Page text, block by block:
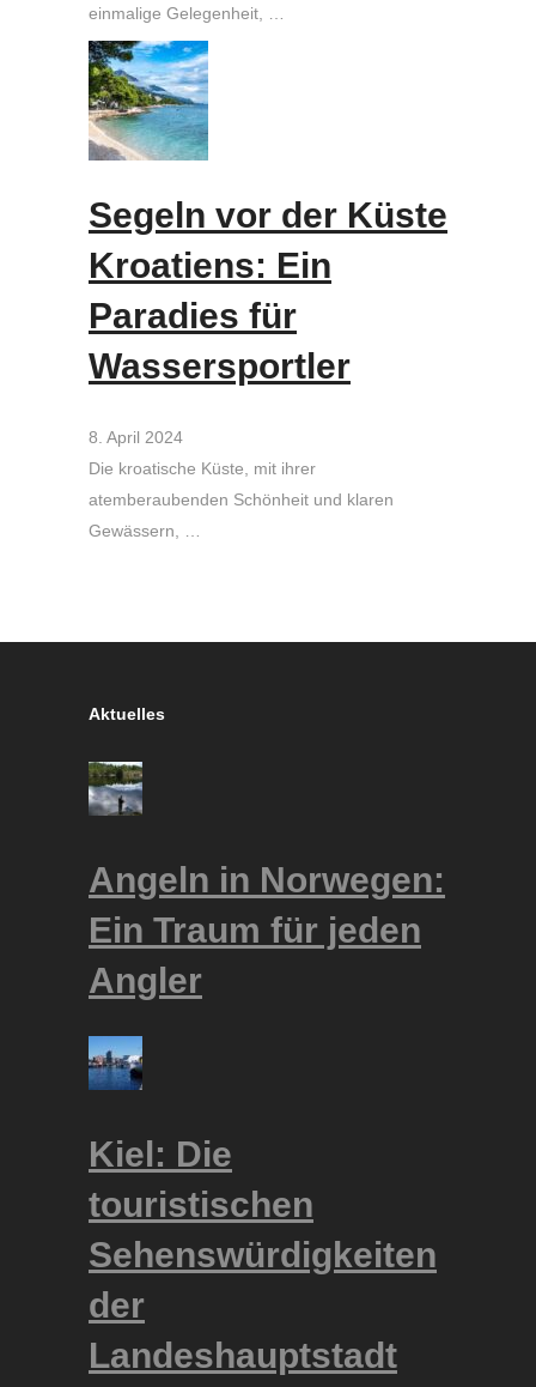
einmalige Gelegenheit, …
Segeln vor der Küste
Kroatiens: Ein
Paradies für
Wassersportler
8. April 2024
Die kroatische Küste, mit ihrer
atemberaubenden Schönheit und klaren
Gewässern, …
Aktuelles
Angeln in Norwegen:
Ein Traum für jeden
Angler
Kiel: Die
touristischen
Sehenswürdigkeiten
der
Landeshauptstadt